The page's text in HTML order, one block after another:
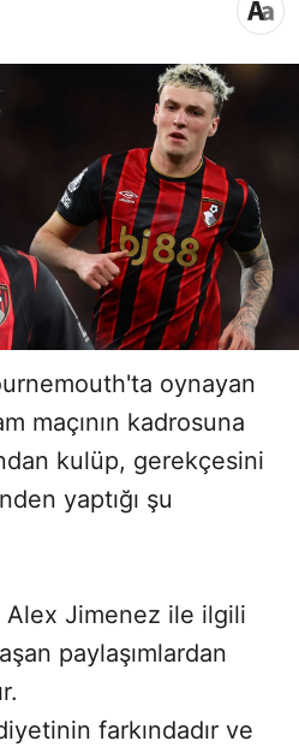
oynayan
maçının kadrosuna
kulüp, gerekçesini
yaptığı şu
Alex Jimenez ile ilgili
paylaşımlardan
farkındadır ve